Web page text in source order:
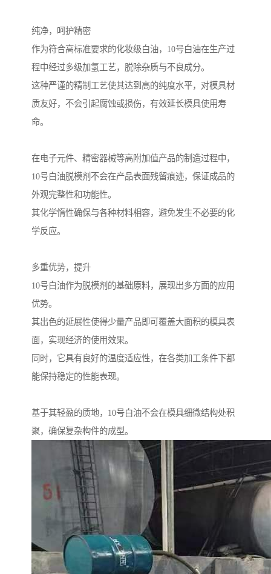
纯净，呵护精密
作为符合高标准要求的化妆级白油，10号白油在生产过
程中经过多级加氢工艺，脱除杂质与不良成分。
这种严谨的精制工艺使其达到高的纯度水平，对模具材
质友好，不会引起腐蚀或损伤，有效延长模具使用寿
命。
在电子元件、精密器械等高附加值产品的制造过程中，
10号白油脱模剂不会在产品表面残留痕迹，保证成品的
外观完整性和功能性。
其化学惰性确保与各种材料相容，避免发生不必要的化
学反应。
多重优势，提升
10号白油作为脱模剂的基础原料，展现出多方面的应用
优势。
其出色的延展性使得少量产品即可覆盖大面积的模具表
面，实现经济的使用效果。
同时，它具有良好的温度适应性，在各类加工条件下都
能保持稳定的性能表现。
基于其轻盈的质地，10号白油不会在模具细微结构处积
聚，确保复杂构件的成型。